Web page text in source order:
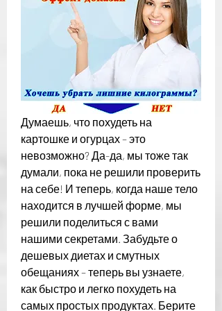
Думаешь, что похудеть на
картошке и огурцах – это
невозможно? Да-да, мы тоже так
думали, пока не решили проверить
на себе! И теперь, когда наше тело
находится в лучшей форме, мы
решили поделиться с вами
нашими секретами. Забудьте о
дешевых диетах и смутных
обещаниях – теперь вы узнаете,
как быстро и легко похудеть на
самых простых продуктах. Берите